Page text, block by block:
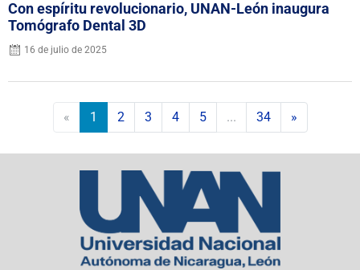
Con espíritu revolucionario, UNAN-León inaugura
Tomógrafo Dental 3D
16 de julio de 2025
« 1 2 3 4 5 ... 34 »